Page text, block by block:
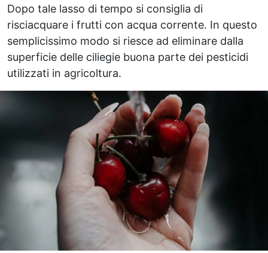
Dopo tale lasso di tempo si consiglia di
risciacquare i frutti con acqua corrente. In questo
semplicissimo modo si riesce ad eliminare dalla
superficie delle ciliegie buona parte dei pesticidi
utilizzati in agricoltura.